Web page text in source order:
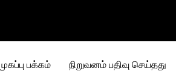
பக்கம் நிறுவனம் பதிவு செய்தது